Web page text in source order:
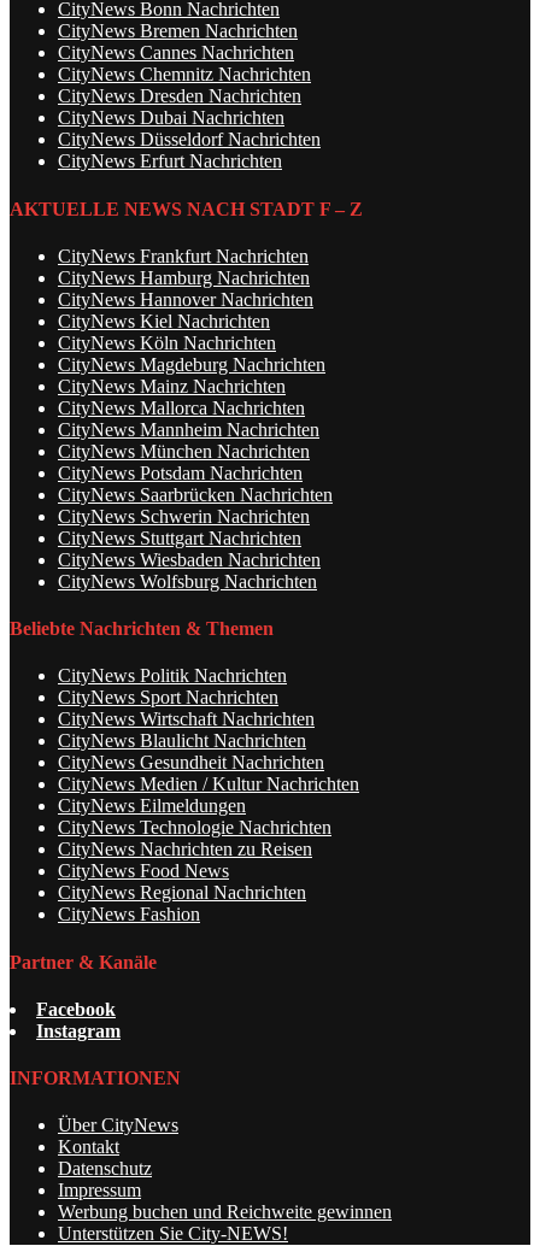
CityNews Bonn Nachrichten
CityNews Bremen Nachrichten
CityNews Cannes Nachrichten
CityNews Chemnitz Nachrichten
CityNews Dresden Nachrichten
CityNews Dubai Nachrichten
CityNews Düsseldorf Nachrichten
CityNews Erfurt Nachrichten
AKTUELLE NEWS NACH STADT F – Z
CityNews Frankfurt Nachrichten
CityNews Hamburg Nachrichten
CityNews Hannover Nachrichten
CityNews Kiel Nachrichten
CityNews Köln Nachrichten
CityNews Magdeburg Nachrichten
CityNews Mainz Nachrichten
CityNews Mallorca Nachrichten
CityNews Mannheim Nachrichten
CityNews München Nachrichten
CityNews Potsdam Nachrichten
CityNews Saarbrücken Nachrichten
CityNews Schwerin Nachrichten
CityNews Stuttgart Nachrichten
CityNews Wiesbaden Nachrichten
CityNews Wolfsburg Nachrichten
Beliebte Nachrichten & Themen
CityNews Politik Nachrichten
CityNews Sport Nachrichten
CityNews Wirtschaft Nachrichten
CityNews Blaulicht Nachrichten
CityNews Gesundheit Nachrichten
CityNews Medien / Kultur Nachrichten
CityNews Eilmeldungen
CityNews Technologie Nachrichten
CityNews Nachrichten zu Reisen
CityNews Food News
CityNews Regional Nachrichten
CityNews Fashion
Partner & Kanäle
Facebook
Instagram
INFORMATIONEN
Über CityNews
Kontakt
Datenschutz
Impressum
Werbung buchen und Reichweite gewinnen
Unterstützen Sie City-NEWS!